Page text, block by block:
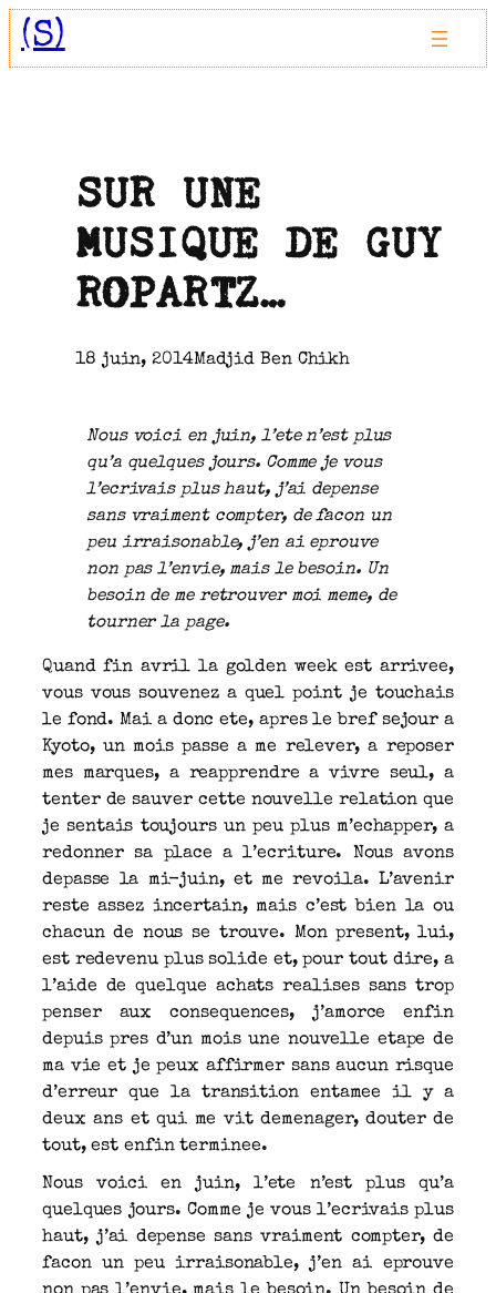
Aller
au(S)
SUR UNE
MUSIQUE DE GUY
ROPARTZ…
18 juin, 2014Madjid Ben Chikh
Nous voici en juin, l’ete n’est plus
qu’a quelques jours. Comme je vous
l’ecrivais plus haut, j’ai depense
sans vraiment compter, de facon un
peu irraisonable, j’en ai eprouve
non pas l’envie, mais le besoin. Un
besoin de me retrouver moi meme, de
tourner la page.
Quand fin avril la golden week est arrivee,
vous vous souvenez a quel point je touchais
le fond. Mai a donc ete, apres le bref sejour a
Kyoto, un mois passe a me relever, a reposer
mes marques, a reapprendre a vivre seul, a
tenter de sauver cette nouvelle relation que
je sentais toujours un peu plus m’echapper, a
redonner sa place a l’ecriture. Nous avons
depasse la mi-juin, et me revoila. L’avenir
reste assez incertain, mais c’est bien la ou
chacun de nous se trouve. Mon present, lui,
est redevenu plus solide et, pour tout dire, a
l’aide de quelque achats realises sans trop
penser aux consequences, j’amorce enfin
depuis pres d’un mois une nouvelle etape de
ma vie et je peux affirmer sans aucun risque
d’erreur que la transition entamee il y a
deux ans et qui me vit demenager, douter de
tout, est enfin terminee.
Nous voici en juin, l’ete n’est plus qu’a
quelques jours. Comme je vous l’ecrivais plus
haut, j’ai depense sans vraiment compter, de
facon un peu irraisonable, j’en ai eprouve